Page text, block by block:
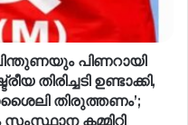
പിന്തുണയും പിണറായി
തിരിച്ചടി ഉണ്ടാക്കി,
തിരുത്തണം’;
കമ്മിറ്റി